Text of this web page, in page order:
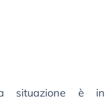
situazione è in